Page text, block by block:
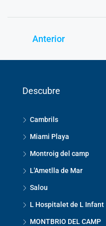
Anterior
Descubre
Cambrils
Miami Playa
Montroig del camp
L'Ametlla de Mar
Salou
L Hospitalet de L Infant
MONTBRIO DEL CAMP